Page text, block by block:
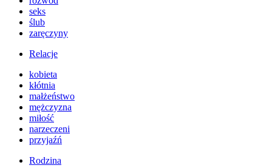
seks
ślub
zaręczyny
Relacje
kobieta
kłótnia
małżeństwo
mężczyzna
miłość
narzeczeni
przyjaźń
Rodzina